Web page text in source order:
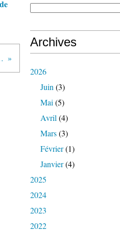
2025
Archives
2026
Juin (3)
Mai (5)
Avril (4)
Mars(3)
Février(1)
Janvier(4)
2025
2024
2023
2022